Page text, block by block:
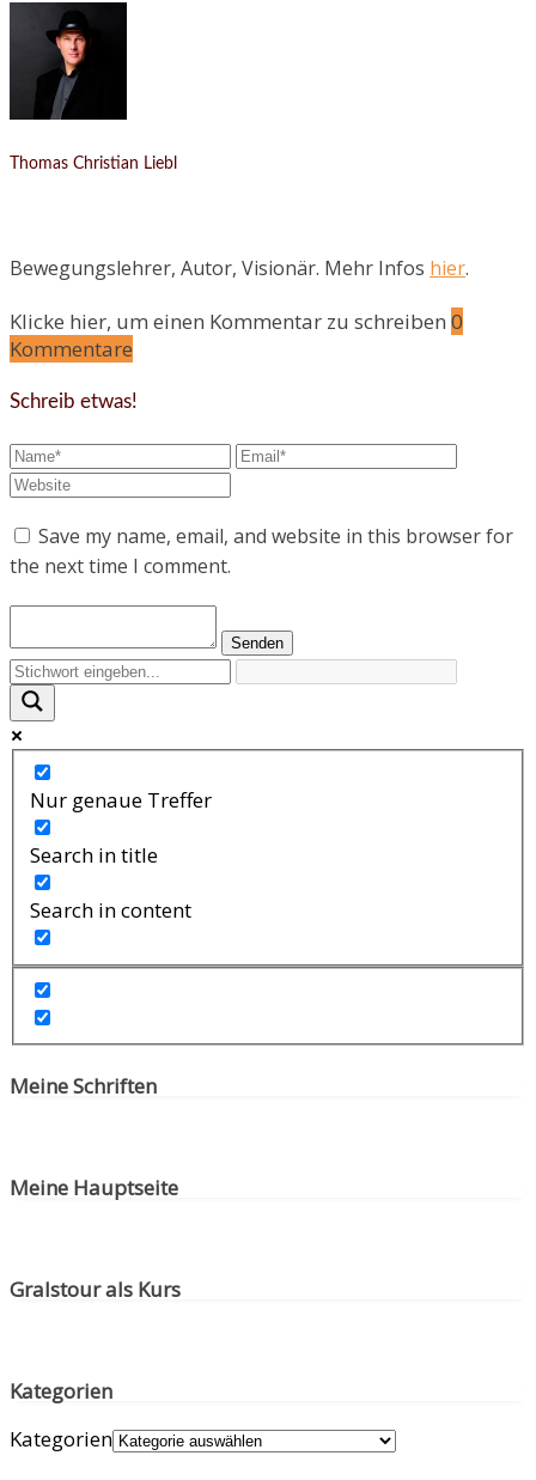
Thomas Christian Liebl
Bewegungslehrer, Autor, Visionär. Mehr Infos hier.
Klicke hier, um einen Kommentar zu schreiben 0
Kommentare
Schreib etwas!
Save my name, email, and website in this browser for
the next time I comment.
Nur genaue Treffer
Search in title
Search in content
Meine Schriften
Meine Hauptseite
Gralstour als Kurs
Kategorien
Kategorien